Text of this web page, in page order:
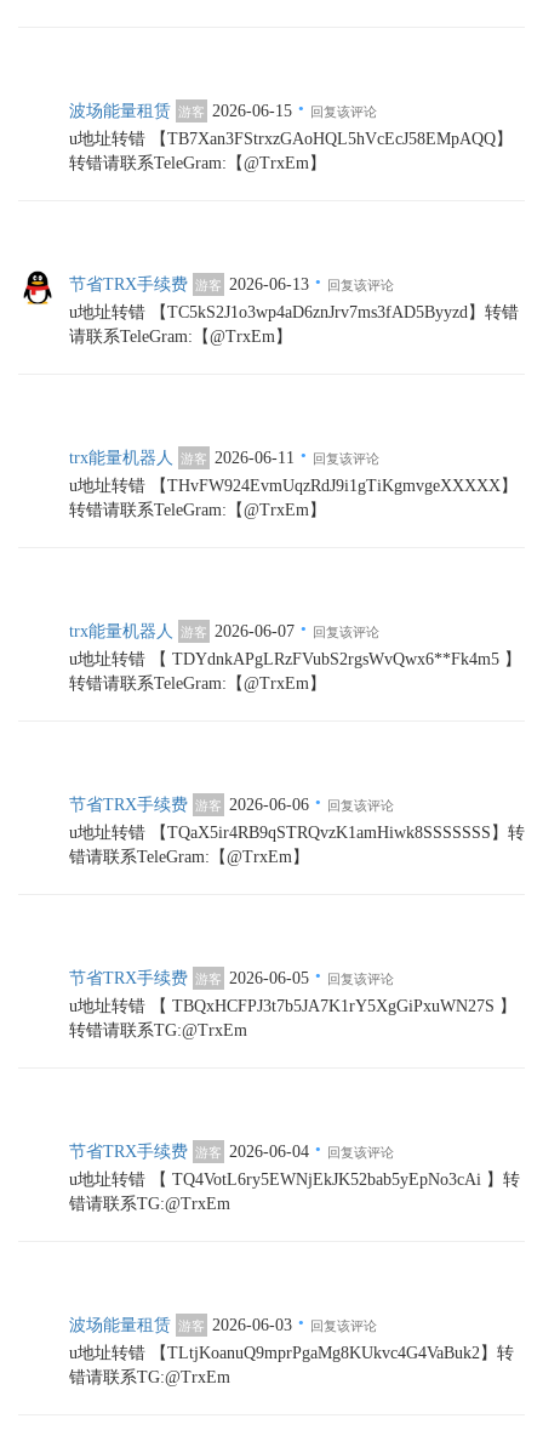
波场能量租赁 游客 2026-06-15 · 回复该评论
u地址转错 【TB7Xan3FStrxzGAoHQL5hVcEcJ58EMpAQQ】
转错请联系TeleGram:【@TrxEm】
节省TRX手续费 游客 2026-06-13 · 回复该评论
u地址转错 【TC5kS2J1o3wp4aD6znJrv7ms3fAD5Byyzd】转错
请联系TeleGram:【@TrxEm】
trx能量机器人 游客 2026-06-11 · 回复该评论
u地址转错 【THvFW924EvmUqzRdJ9i1gTiKgmvgeXXXXX】
转错请联系TeleGram:【@TrxEm】
trx能量机器人 游客 2026-06-07 · 回复该评论
u地址转错 【 TDYdnkAPgLRzFVubS2rgsWvQwx6**Fk4m5 】
转错请联系TeleGram:【@TrxEm】
节省TRX手续费 游客 2026-06-06 · 回复该评论
u地址转错 【TQaX5ir4RB9qSTRQvzK1amHiwk8SSSSSSS】转
错请联系TeleGram:【@TrxEm】
节省TRX手续费 游客 2026-06-05 · 回复该评论
u地址转错 【 TBQxHCFPJ3t7b5JA7K1rY5XgGiPxuWN27S 】
转错请联系TG:@TrxEm
节省TRX手续费 游客 2026-06-04 · 回复该评论
u地址转错 【 TQ4VotL6ry5EWNjEkJK52bab5yEpNo3cAi 】转
错请联系TG:@TrxEm
波场能量租赁 游客 2026-06-03 · 回复该评论
u地址转错 【TLtjKoanuQ9mprPgaMg8KUkvc4G4VaBuk2】转
错请联系TG:@TrxEm